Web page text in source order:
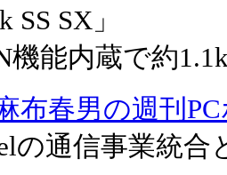
SS SX」
機能内蔵で約
布春男の週刊
の通信事業統合